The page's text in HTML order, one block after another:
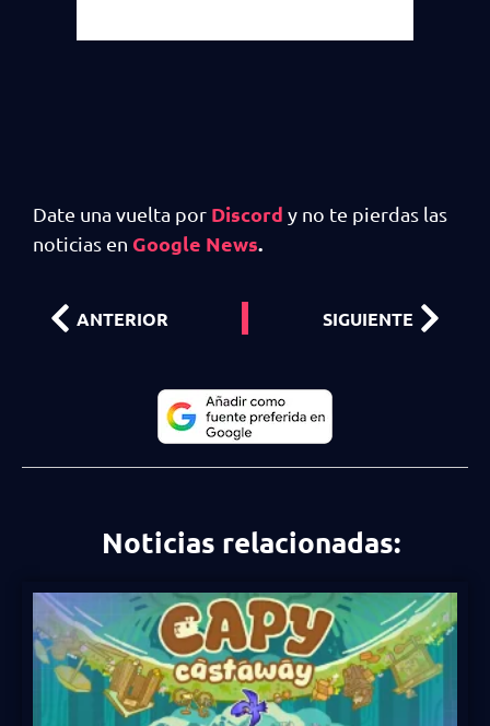
Date una vuelta por Discord y no te pierdas las
noticias en Google News.
ANTERIOR SIGUIENTE
Noticias relacionadas: